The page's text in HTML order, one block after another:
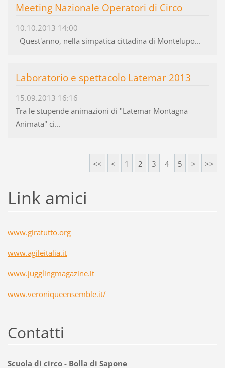
Meeting Nazionale Operatori di Circo
10.10.2013 14:00
Quest'anno, nella simpatica cittadina di Montelupo...
Laboratorio e spettacolo Latemar 2013
15.09.2013 16:16
Tra le stupende animazioni di "Latemar Montagna
Animata" ci...
<< < 1 2 3 4 5 > >>
Link amici
www.giratutto.org
www.agileitalia.it
www.jugglingmagazine.it
www.veroniqueensemble.it/
Contatti
Scuola di circo - Bolla di Sapone